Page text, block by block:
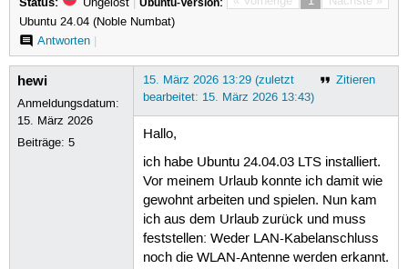
Ubuntu 24.04 (Noble Numbat)
Antworten|
hewi
Anmeldungsdatum:
15. März 2026
Beiträge:5
Zitieren
15. März 2026 13:29 (zuletzt
bearbeitet: 15. März 2026 13:43)
Hallo,
ich habe Ubuntu 24.04.03 LTS installiert.
Vor meinem Urlaub konnte ich damit wie
gewohnt arbeiten und spielen. Nun kam
ich aus dem Urlaub zurück und muss
feststellen: Weder LAN-Kabelanschluss
noch die WLAN-Antenne werden erkannt.